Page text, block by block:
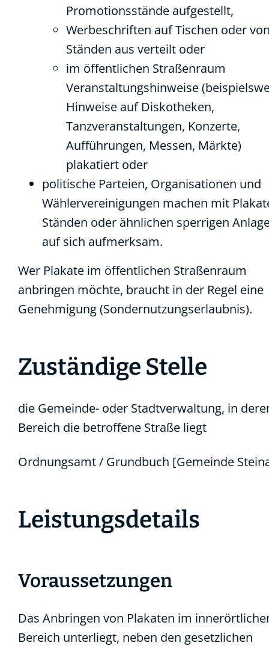
Promotionsstände aufgestellt,
Werbeschriften auf Tischen oder
Ständen aus verteilt oder
im öffentlichen Straßenraum
Veranstaltungshinweise
Hinweise auf Diskotheken,
Tanzveranstaltungen, Konzerte,
Aufführungen, Messen, Märkte)
plakatiert oder
politische Parteien, Organisationen und
Wählervereinigungen machen mit
Ständen oder ähnlichen sperrigen
auf sich aufmerksam.
Wer Plakate im öffentlichen Straßenraum
anbringen möchte, braucht in der Regel eine
Genehmigung (Sondernutzungserlaubnis).
Zuständige Stelle
die Gemeinde- oder Stadtverwaltung, in
Bereich die betroffene Straße liegt
Ordnungsamt / Grundbuch [Gemeinde
Leistungsdetails
Voraussetzungen
Das Anbringen von Plakaten im
Bereich unterliegt, neben den gesetzlichen